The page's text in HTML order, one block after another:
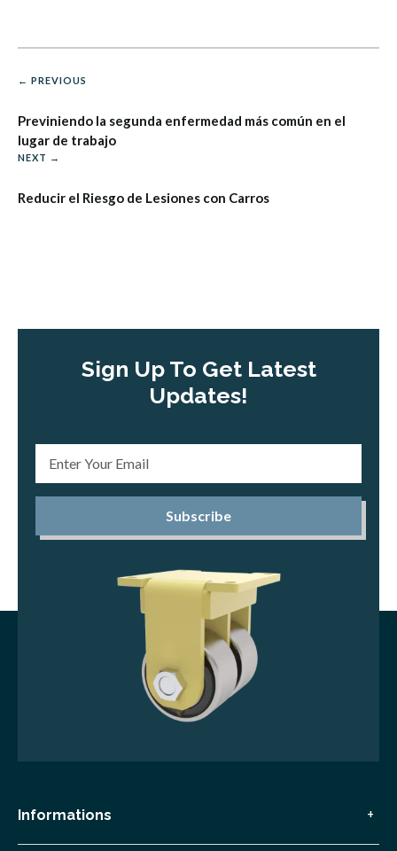
← PREVIOUS
Previniendo la segunda enfermedad más común en el
lugar de trabajo
NEXT →
Reducir el Riesgo de Lesiones con Carros
Sign Up To Get Latest
Updates!
Subscribe
Informations